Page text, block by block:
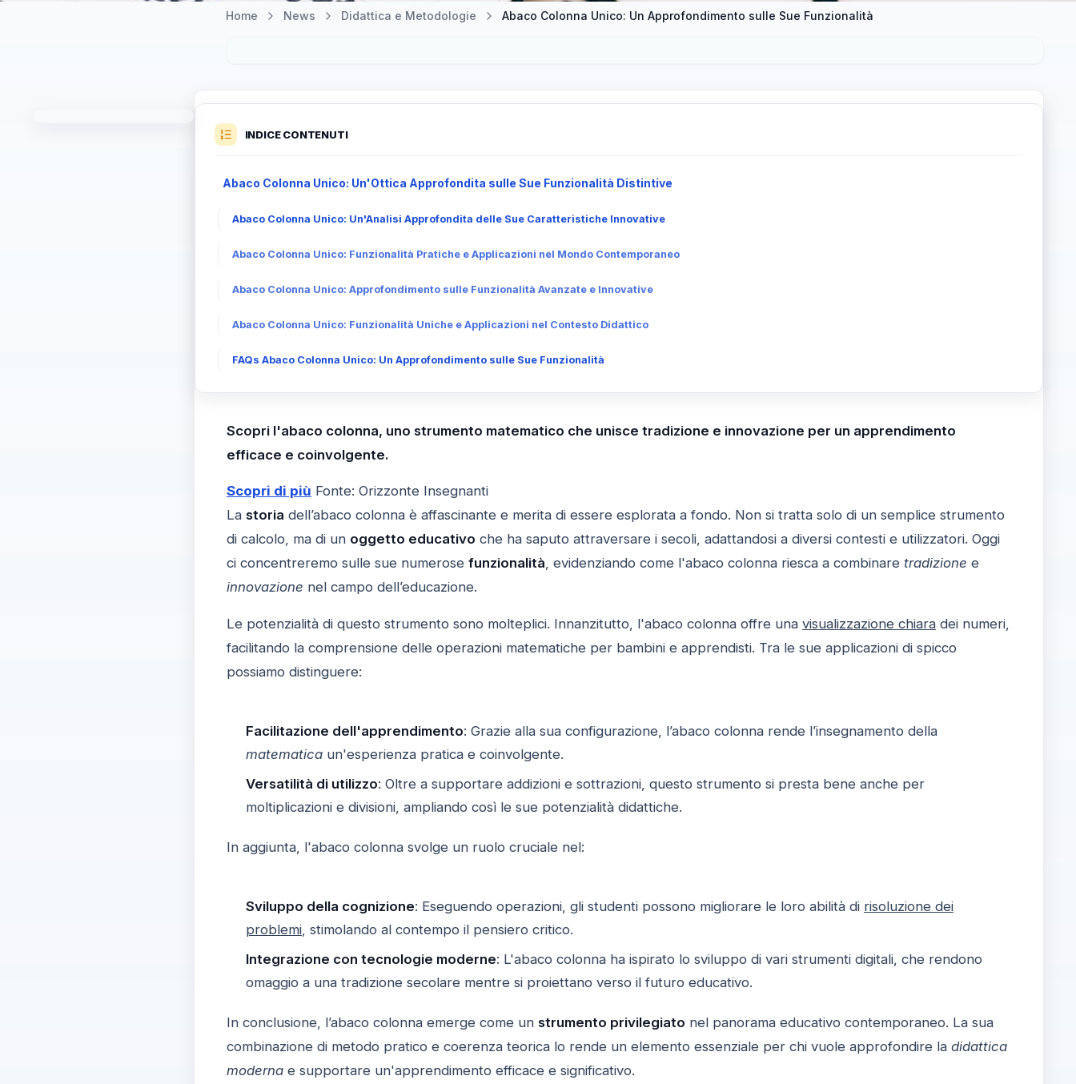
Home News Didattica e Metodologie Abaco Colonna Unico: Un Approfondimento sulle Sue Funzionalità
INDICE CONTENUTI
Abaco Colonna Unico: Un'Ottica Approfondita sulle Sue Funzionalità Distintive
Abaco Colonna Unico: Un'Analisi Approfondita delle Sue Caratteristiche Innovative
Abaco Colonna Unico: Funzionalità Pratiche e Applicazioni nel Mondo Contemporaneo
Abaco Colonna Unico: Approfondimento sulle Funzionalità Avanzate e Innovative
Abaco Colonna Unico: Funzionalità Uniche e Applicazioni nel Contesto Didattico
FAQs Abaco Colonna Unico: Un Approfondimento sulle Sue Funzionalità
Scopri l'abaco colonna, uno strumento matematico che unisce tradizione e innovazione per un apprendimento
efficace e coinvolgente.
Scopri di più Fonte: Orizzonte Insegnanti
La storia dell’abaco colonna è affascinante e merita di essere esplorata a fondo. Non si tratta solo di un semplice strumento
di calcolo, ma di un oggetto educativo che ha saputo attraversare i secoli, adattandosi a diversi contesti e utilizzatori. Oggi
ci concentreremo sulle sue numerose funzionalità, evidenziando come l'abaco colonna riesca a combinare tradizione e
innovazione nel campo dell’educazione.
Le potenzialità di questo strumento sono molteplici. Innanzitutto, l'abaco colonna offre una visualizzazione chiaradei numeri,
facilitando la comprensione delle operazioni matematiche per bambini e apprendisti. Tra le sue applicazioni di spicco
possiamo distinguere:
Facilitazione dell'apprendimento: Grazie alla sua configurazione, l’abaco colonna rende l’insegnamento della
matematicaun'esperienza pratica e coinvolgente.
Versatilità di utilizzo: Oltre a supportare addizioni e sottrazioni, questo strumento si presta bene anche per
moltiplicazioni e divisioni, ampliando così le sue potenzialità didattiche.
In aggiunta, l'abaco colonna svolge un ruolo cruciale nel:
Sviluppo della cognizione: Eseguendo operazioni, gli studenti possono migliorare le loro abilità di risoluzione dei
problemi, stimolando al contempo il pensiero critico.
Integrazione con tecnologie moderne: L'abaco colonna ha ispirato lo sviluppo di vari strumenti digitali, che rendono
omaggio a una tradizione secolare mentre si proiettano verso il futuro educativo.
In conclusione, l’abaco colonna emerge come un strumento privilegiato nel panorama educativo contemporaneo. La sua
combinazione di metodo pratico e coerenza teorica lo rende un elemento essenziale per chi vuole approfondire la didattica
modernae supportare un'apprendimento efficace e significativo.